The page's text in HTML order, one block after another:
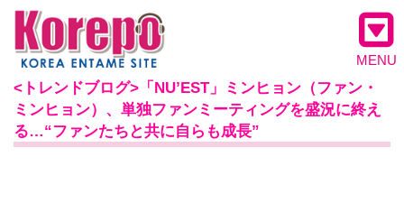
MENU
<トレンドブログ>「NU’EST」ミンヒョン（ファン・
ミンヒョン）、単独ファンミーティングを盛況に終え
る…“ファンたちと共に自らも成長”